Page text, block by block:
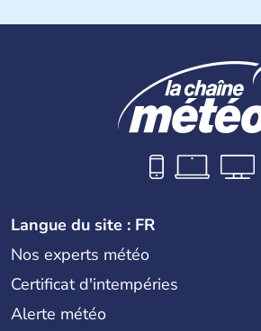
originaire d'Asie ayant émigré
qui constitueront en 1299 les
ottoman. Après avoir rattaché
orientale au territoire turc, la
le 29 octobre 1923. Ankara
titre de capitale du pays.
Langue du site : FR
Nos experts météo
Certificat d'intempéries
Alerte météo